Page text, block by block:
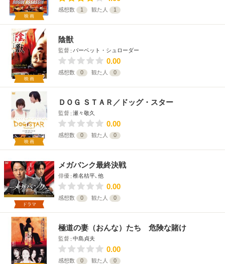
映画
感想数 1 観た人 1
映画
陰獣
監督 バーベット・シュローダー
0.00
感想数 0 観た人 0
映画
ＤＯＧ ＳＴＡＲ／ドッグ・スター
監督 瀬々敬久
0.00
感想数 0 観た人 0
ドラマ
メガバンク最終決戦
俳優 椎名桔平､他
0.00
感想数 0 観た人 0
極道の妻（おんな）たち 危険な賭け
監督 中島貞夫
0.00
感想数 0 観た人 0